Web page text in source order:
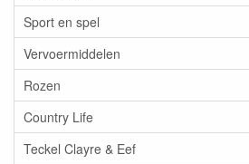
Sport en spel
Vervoermiddelen
Rozen
Country Life
Teckel Clayre & Eef